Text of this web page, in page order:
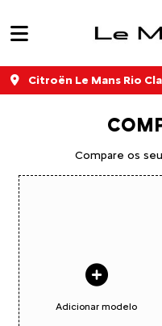
Citroën Le Mans Rio
Compare os
Adicionar modelo